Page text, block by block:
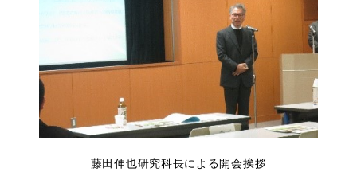
藤田伸也研究科長による開会挨拶